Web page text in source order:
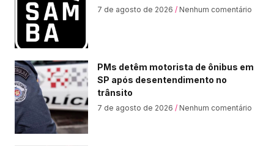
7 de agosto de 2026 Nenhum comentário
PMs detêm motorista de ônibus em
SP após desentendimento no
trânsito
7 de agosto de 2026 Nenhum comentário